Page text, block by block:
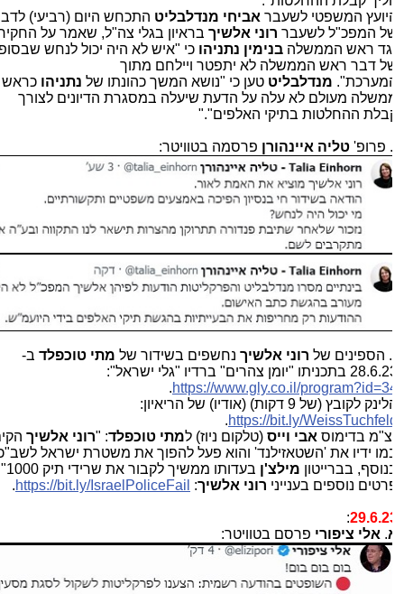
המשפטי לשעבראביחי מנדלבליטהתכחש היום (רביעי)
המפכ"ל לשעבררוני אלשיךבראיון בגלי צה"ל, שאמר על
ראש הממשלהבנימין נתניהוכי "איש לא היה יכול לנחש שבסופו
דבר ראש הממשלה לא יתפטר ויילחם מתוך
מנדלבליטטען כי "נושא המשך כהונתו שלנתניהוכראש
מעולם לא עלה על הדעת שיעלה במסגרת הדיונים לצורך
ההחלטות בתיקי האלפים"."
. פרופ'טליה איינהורןפרסמה בטוויטר:
. הספינים שלרוני אלשיךנחשפים בשידור שלמתי טוכפלדב-
"יומן צהרים" ברדיו "גלי ישראל":
https://www.gly.co.il/
.
לקובץ (של 9 דקות) (אודיו) של הריאיון:
https://bit.ly/
.
בדימוסאבי וייס(טלקום ניוז) ל מתי טוכפלד: "רוני אלשיךהקים
ידיו את 'השטאזילנד' והוא פעל להפוך את משטרת ישראל לשב"כ.
בברייטוןמילצ'ןבעדותו ממשיך לקבור את שרידי תיק 1000".
נוספים בעניינירוני אלשיך:
https://bit.ly/IsraelPoliceFail
.
:
אלי ציפוריפרסם בטוויטר: